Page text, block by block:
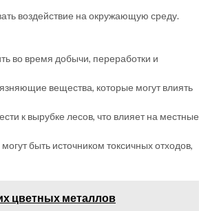
воздействие на окружающую среду.
во время добычи, переработки и
вещества, которые могут влиять
к вырубке лесов, что влияет на местные
быть источником токсичных отходов,
цветных металлов